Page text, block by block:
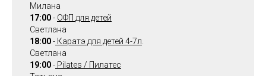
Милана
17:00- ОФП для детей
Светлана
18:00- Каратэ для детей 4-7л
Светлана
19:00- Pilates / Пилатес